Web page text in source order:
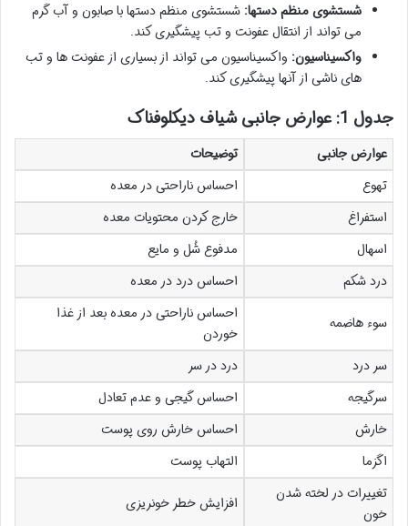
شستشوی منظم دستها: شستشوی منظم دستها با صابون و آب گرم
می تواند از انتقال عفونت و تب پیشگیری کند.
واکسیناسیون: واکسیناسیون می تواند از بسیاری از عفونت ها و تب
های ناشی از آنها پیشگیری کند.
جدول 1: عوارض جانبی شیاف دیکلوفناک
عوارض جانبی
توضیحات
تهوع
احساس ناراحتی در معده
استفراغ
خارج کردن محتویات معده
اسهال
مدفوع شُل و مایع
درد شکم
احساس درد در معده
سوء هاضمه
احساس ناراحتی در معده بعد از غذا
خوردن
سر درد
درد در سر
سرگیجه
احساس گیجی و عدم تعادل
خارش
احساس خارش روی پوست
اگزما
التهاب پوست
تغییرات در لخته شدن
خون
افزایش خطر خونریزی